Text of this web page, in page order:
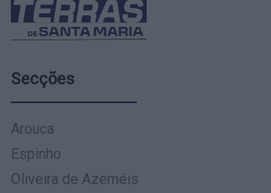
Secções
Arouca
Espinho
Oliveira de Azeméis